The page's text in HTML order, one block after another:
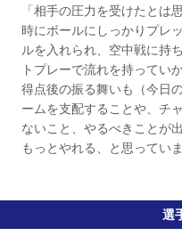
「相手の圧力を受けたとは
時にボールにしっかりプレ
ルを入れられ、空中戦に持
トプレーで流れを持ってい
得点後の振る舞いも（今日
ームを支配することや、チ
ないこと、やるべきことが
もっとやれる、と思っていま
選